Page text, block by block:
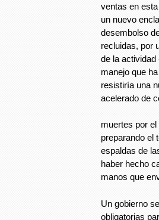
ventas en
un nuevo
desembolso
recluidas, por
de la
manejo que
resistiría una
acelerado de
muertes por
preparando el
espaldas de
haber hecho
manos que
Un gobierno
obligatorias